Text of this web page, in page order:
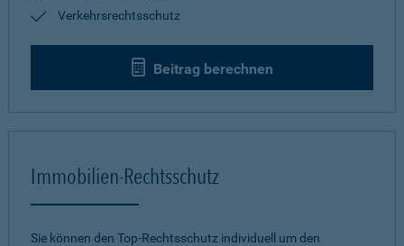
Verkehrsrechtsschutz
Beitrag berechnen
Immobilien-Rechtsschutz
Sie können den Top-Rechtsschutz individuell um den